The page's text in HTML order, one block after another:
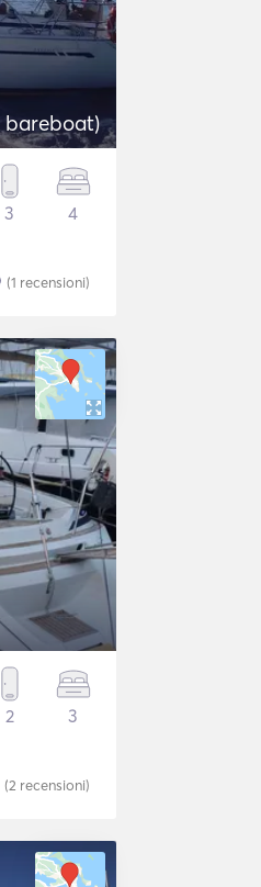
bareboat)
3 4
(1 recensioni)
2 3
(2 recensioni)